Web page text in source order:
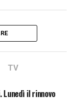
TV
il rinnovo